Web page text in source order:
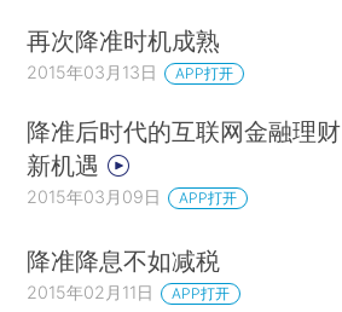
再次降准时机成熟
2015年03月13日 APP打开
降准后时代的互联网金融理财
新机遇
2015年03月09日 APP打开
降准降息不如减税
2015年02月11日 APP打开